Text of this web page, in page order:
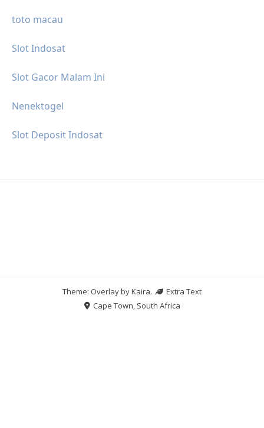
toto macau
Slot Indosat
Slot Gacor Malam Ini
Nenektogel
Slot Deposit Indosat
Theme: Overlay byKaira.
Extra Text
Cape Town, South Africa